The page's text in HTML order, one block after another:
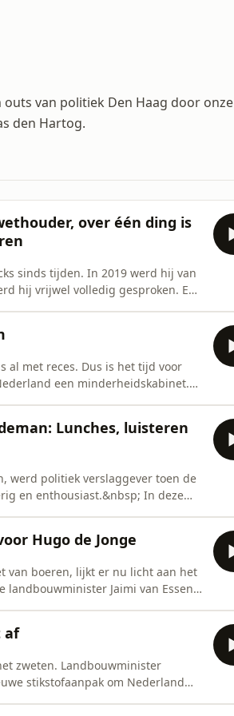
van politiek Den Haag door onze
den Hartog.
over één ding is
sinds tijden. In 2019 werd hij van
hij vrijwel volledig gesproken. En
al met reces. Dus is het tijd voor
een minderheidskabinet.
Lunches, luisteren
werd politiek verslaggever toen de
en enthousiast.&nbsp; In deze
Hugo de Jonge
van boeren, lijkt er nu licht aan het
Jaimi van Essen
af
zweten. Landbouwminister
stikstofaanpak om Nederland